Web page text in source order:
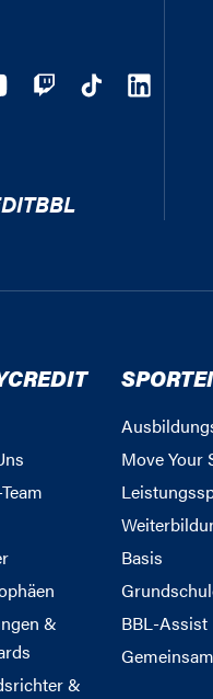
&
&
Move Your
Basis
BBL-Assist